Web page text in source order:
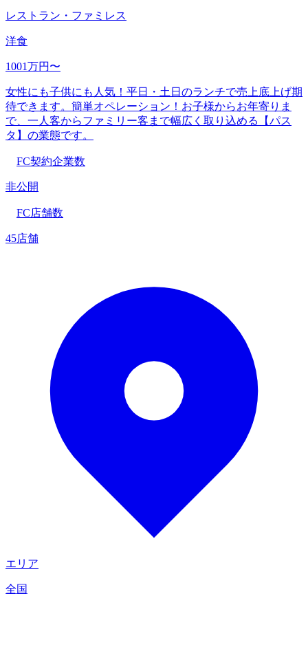
レストラン・ファミレス
洋食
1001万円〜
女性にも子供にも人気！平日・土日のランチで売上底上げ期
待できます。簡単オペレーション！お子様からお年寄りま
で、一人客からファミリー客まで幅広く取り込める【パス
タ】の業態です。
FC契約企業数
非公開
FC店舗数
45店舗
エリア
全国